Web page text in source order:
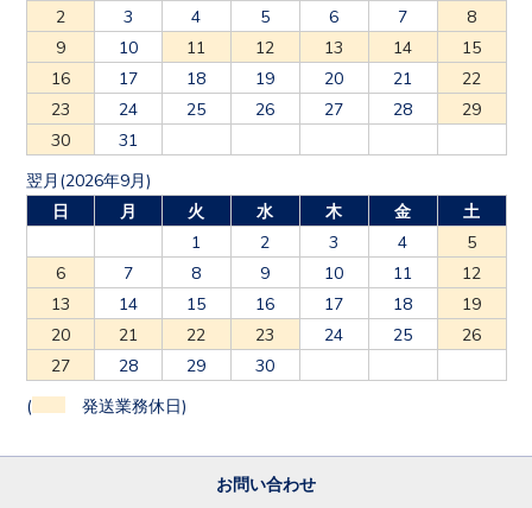
2
3 4 5 6 7
8
9
10 11 12 13 14
15
16
17 18 19 20 21
22
23
24 25 26 27 28
29
30
31
翌月(2026年9月)
日
月 火 水 木 金
土
1
2 3 4
5
6
7 8 9 10 11
12
13
14 15 16 17 18
19
20
21 22 23 24 25
26
27
28 29 30
( 発送業務休日)
お問い合わせ